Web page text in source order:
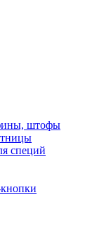
штофы
специй